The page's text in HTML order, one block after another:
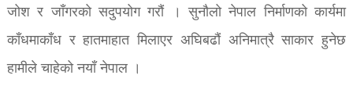
जोश र जाँगरको सदुपयोग गरौं । सुनौलो नेपाल निर्माणको कार्यमा
काँधमाकाँध र हातमाहात मिलाएर अघिबढौं अनिमात्रै साकार हुनेछ
हामीले चाहेको नयाँ नेपाल ।